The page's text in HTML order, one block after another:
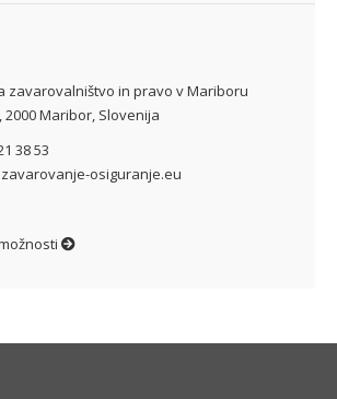
zavarovalništvo in pravo v Mariboru
Maribor, Slovenija
38 53
osiguranje.eu